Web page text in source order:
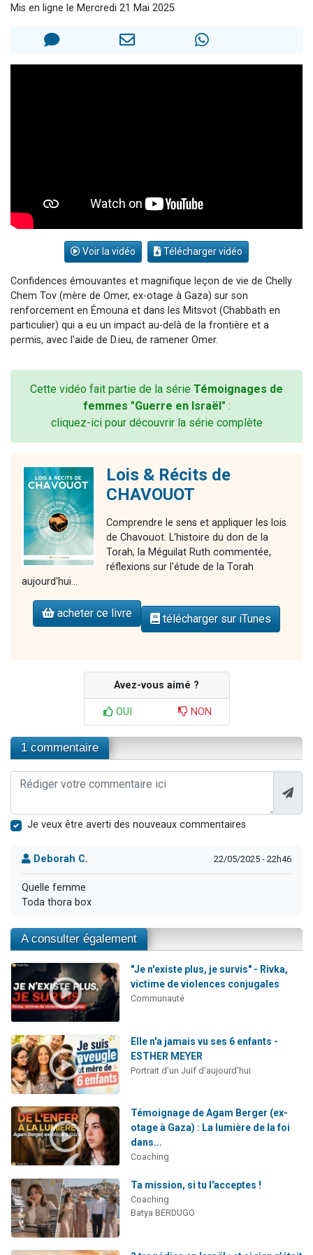
Mis en ligne le Mercredi 21 Mai 2025
Voir la vidéo Télécharger vidéo
Confidences émouvantes et magnifique leçon de vie de Chelly
Chem Tov (mère de Omer, ex-otage à Gaza) sur son
renforcement en Émouna et dans les Mitsvot (Chabbath en
particulier) qui a eu un impact au-delà de la frontière et a
permis, avec l'aide de D.ieu, de ramener Omer.
Cette vidéo fait partie de la série Témoignages de
femmes "Guerre en Israël" :
cliquez-ici pour découvrir la série complète
Lois & Récits de
CHAVOUOT
Comprendre le sens et appliquer les lois
de Chavouot. L'histoire du don de la
Torah, la Méguilat Ruth commentée,
réflexions sur l'étude de la Torah
aujourd'hui...
acheter ce livre télécharger sur iTunes
Avez-vous aimé ?
OUI NON
1 commentaire
Je veux être averti des nouveaux commentaires
Deborah C. 22/05/2025 - 22h46
Quelle femme
Toda thora box
A consulter également
"Je n'existe plus, je survis" - Rivka,
victime de violences conjugales
Communauté
Elle n'a jamais vu ses 6 enfants -
ESTHER MEYER
Portrait d'un Juif d'aujourd'hui
Témoignage de Agam Berger (ex-
otage à Gaza) : La lumière de la foi
dans...
Coaching
Ta mission, si tu l'acceptes !
Coaching
Batya BERDUGO